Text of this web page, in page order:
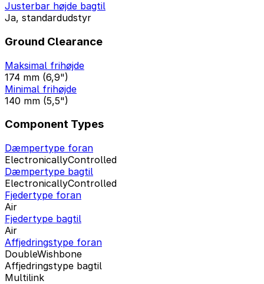
Justerbar højde bagtil
Ja, standardudstyr
Ground Clearance
Maksimal frihøjde
174 mm (6,9")
Minimal frihøjde
140 mm (5,5")
Component Types
Dæmpertype foran
ElectronicallyControlled
Dæmpertype bagtil
ElectronicallyControlled
Fjedertype foran
Air
Fjedertype bagtil
Air
Affjedringstype foran
DoubleWishbone
Affjedringstype bagtil
Multilink